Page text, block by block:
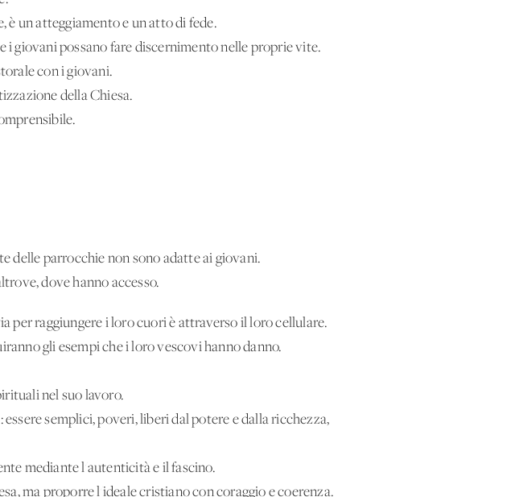
è un atteggiamento e un atto di fede.
i giovani possano fare discernimento nelle proprie vite.
con i giovani.
della Chiesa.
delle parrocchie non sono adatte ai giovani.
dove hanno accesso.
per raggiungere i loro cuori è attraverso il loro cellulare.
gli esempi che i loro vescovi hanno danno.
nel suo lavoro.
semplici, poveri, liberi dal potere e dalla ricchezza,
mediante l'autenticità e il fascino.
ma proporre l'ideale cristiano con coraggio e coerenza.